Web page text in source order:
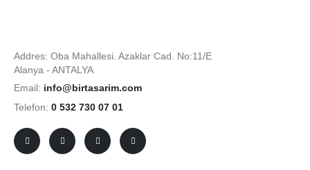
Addres: Oba Mahallesi. Azaklar Cad. No:11/E
Alanya - ANTALYA
Email: info@birtasarim.com
Telefon: 0 532 730 07 01